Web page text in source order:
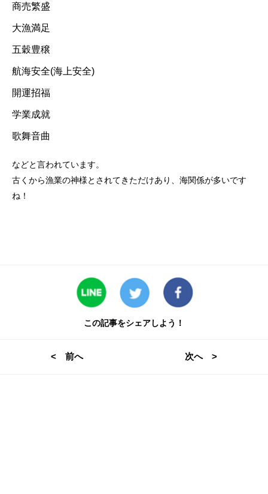
商売繁盛
大漁満足
五穀豊穣
航海安全(海上安全)
開運招福
学業成就
歌舞音曲
などと言われています。
古くから漁業の神様とされてきただけあり、海関係が多いです
ね！
この記事をシェアしよう！
< 前へ 次へ >